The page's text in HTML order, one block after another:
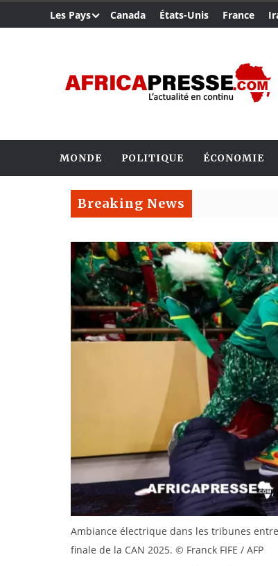
Les Pays Canada États-Unis France
MONDE POLITIQUE ÉCONOMIE
Breaking News
Ambiance électrique dans les tribunes
finale de la CAN 2025. © Franck FIFE / AFP